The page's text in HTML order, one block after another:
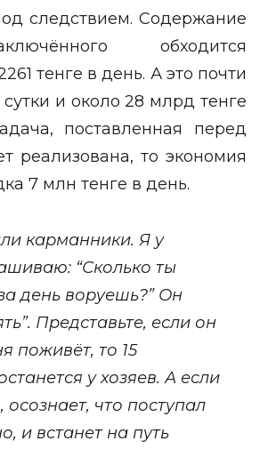
следствием. Содержание
обходится
тенге в день. А это почти
и около 28 млрд тенге
поставленная перед
реализована, то экономия
7 млн тенге в день.
карманники. Я у
“Сколько ты
день воруешь?” Он
Представьте, если он
поживёт, то 15
у хозяев. А если
осознает, что поступал
и встанет на путь